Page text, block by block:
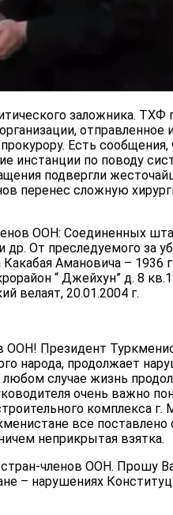
заложника. ТХФ
отправленное
Есть
инстанции по поводу
подвергли
перенес сложную
ООН: Соединенных
От преследуемого за
Амановича – 1936
“ Джейхун” д. 8
велаят, 20.01.2004 г.
ООН! Президент
народа, продолжает
случае жизнь
очень важно
комплекса
все поставлено
неприкрытая взятка.
членов ООН. Прошу
– нарушениях